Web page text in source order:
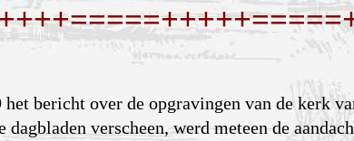
het bericht over de opgravingen van de kerk
dagbladen verscheen, werd meteen de